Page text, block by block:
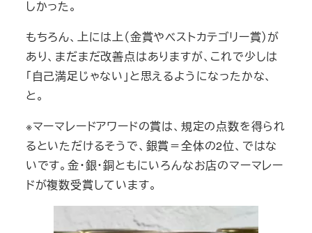
しかった。
もちろん、上には上（金賞やベストカテゴリー賞）が
あり、まだまだ改善点はありますが、これで少しは
「自己満足じゃない」と思えるようになったかな、
と。
※マーマレードアワードの賞は、規定の点数を得られ
るといただけるそうで、銀賞＝全体の2位、ではな
いです。金・銀・銅ともにいろんなお店のマーマレー
ドが複数受賞しています。